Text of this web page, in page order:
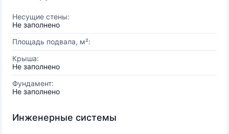
Несущие стены:
Не заполнено
Площадь подвала, м²:
Крыша:
Не заполнено
Фундамент:
Не заполнено
Инженерные системы